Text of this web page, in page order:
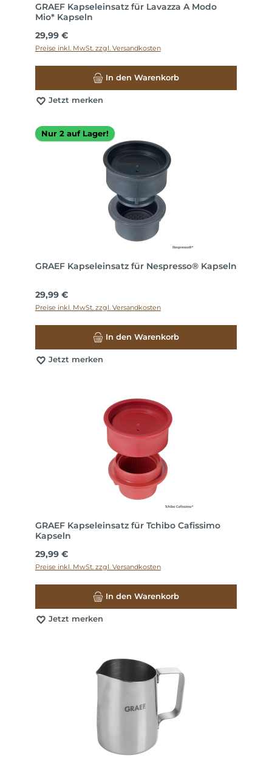
GRAEF Kapseleinsatz für Lavazza A Modo
Mio* Kapseln
Regulärer Preis:
29,99 €
Preise inkl. MwSt. zzgl. Versandkosten
In den Warenkorb
Jetzt merken
Nur 2 auf Lager!
GRAEF Kapseleinsatz für Nespresso® Kapseln
Regulärer Preis:
29,99 €
Preise inkl. MwSt. zzgl. Versandkosten
In den Warenkorb
Jetzt merken
GRAEF Kapseleinsatz für Tchibo Cafissimo
Kapseln
Regulärer Preis:
29,99 €
Preise inkl. MwSt. zzgl. Versandkosten
In den Warenkorb
Jetzt merken